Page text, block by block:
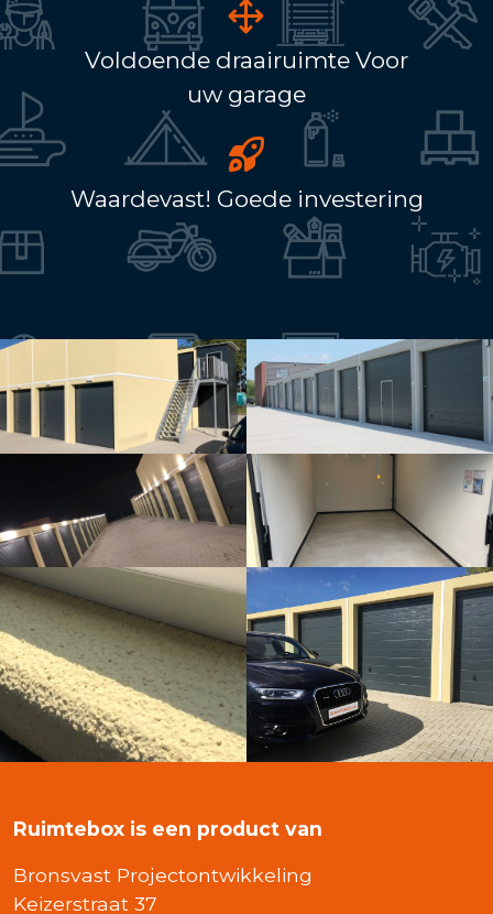
Voldoende draairuimte Voor
uw garage
Waardevast! Goede investering
Ruimtebox is een product van
Bronsvast Projectontwikkeling
Keizerstraat 37